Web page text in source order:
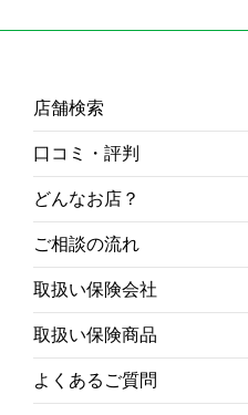
店舗検索
口コミ・評判
どんなお店？
ご相談の流れ
取扱い保険会社
取扱い保険商品
よくあるご質問